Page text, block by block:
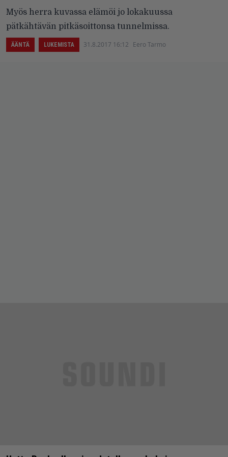
Myös herra kuvassa elämöi jo lokakuussa
pätkähtävän pitkäsoittonsa tunnelmissa.
ÄÄNTÄ LUKEMISTA 31.8.2017 16:12 Eero Tarmo